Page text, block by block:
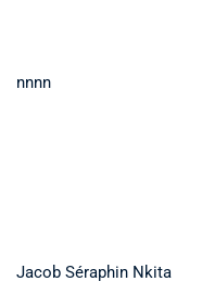
nnnn
Jacob Séraphin Nkita